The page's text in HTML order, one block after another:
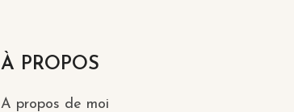
À PROPOS
A propos de moi